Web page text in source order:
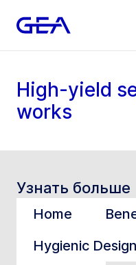
High-yield
works
Узнать больше
Home
Hygienic Design